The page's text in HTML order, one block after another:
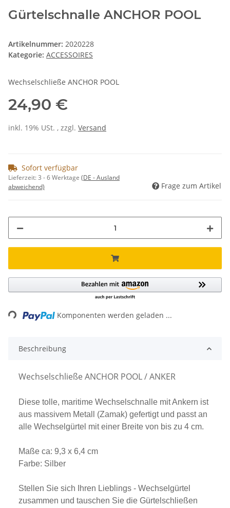
Gürtelschnalle ANCHOR POOL
Artikelnummer: 2020228
Kategorie: ACCESSOIRES
Wechselschließe ANCHOR POOL
24,90 €
inkl. 19% USt. , zzgl. Versand
Sofort verfügbar
Lieferzeit:3 - 6 Werktage (DE - Ausland
abweichend)
Frage zum Artikel
Komponenten werden geladen ...
Beschreibung
Wechselschließe ANCHOR POOL / ANKER
Diese tolle, maritime Wechselschnalle mit Ankern ist
aus massivem Metall (Zamak) gefertigt und passt an
alle Wechselgürtel mit einer Breite von bis zu 4 cm.
Maße ca: 9,3 x 6,4 cm
Farbe: Silber
Stellen Sie sich Ihren Lieblings - Wechselgürtel
zusammen und tauschen Sie die Gürtelschließen